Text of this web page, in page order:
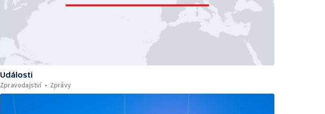
Události
Zpravodajství
Zprávy